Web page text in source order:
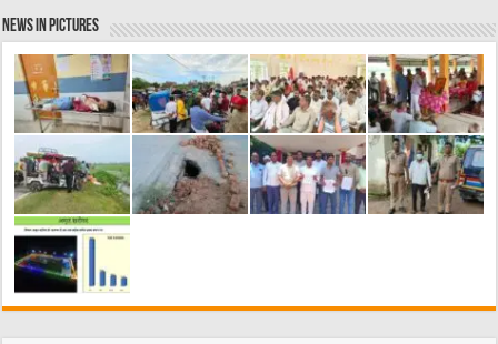
News in Pictures